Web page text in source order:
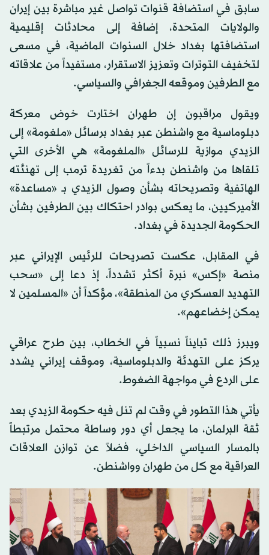
سابق في استضافة قنوات تواصل غير مباشرة بين إيران
والولايات المتحدة، إضافة إلى محادثات إقليمية
استضافتها بغداد خلال السنوات الماضية، في مسعى
لتخفيف التوترات وتعزيز الاستقرار، مستفيداً من علاقاته
مع الطرفين وموقعه الجغرافي والسياسي.
ويقول مراقبون إن طهران اختارت خوض معركة
دبلوماسية مع واشنطن عبر بغداد برسائل «ملغومة» إلى
الزيدي موازية للرسائل «الملغومة» هي الأخرى التي
تلقاها من واشنطن بدءاً من تغريدة ترمب إلى تهنئته
الهاتفية وتصريحاته بشأن وصول الزيدي بـ «مساعدة»
الأميركيين، ما يعكس بوادر احتكاك بين الطرفين بشأن
الحكومة الجديدة في بغداد.
في المقابل، عكست تصريحات للرئيس الإيراني عبر
منصة «إكس» نبرة أكثر تشدداً، إذ دعا إلى «سحب
التهديد العسكري من المنطقة»، مؤكداً أن «المسلمين لا
يمكن إخضاعهم».
ويبرز ذلك تبايناً نسبياً في الخطاب، بين طرح عراقي
يركز على التهدئة والدبلوماسية، وموقف إيراني يشدد
على الردع في مواجهة الضغوط.
يأتي هذا التطور في وقت لم تنل فيه حكومة الزيدي بعد
ثقة البرلمان، ما يجعل أي دور وساطة محتمل مرتبطاً
بالمسار السياسي الداخلي، فضلاً عن توازن العلاقات
العراقية مع كل من طهران وواشنطن.